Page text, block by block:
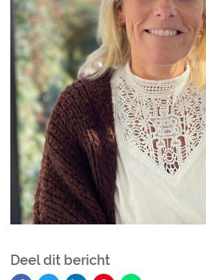
Deel dit bericht